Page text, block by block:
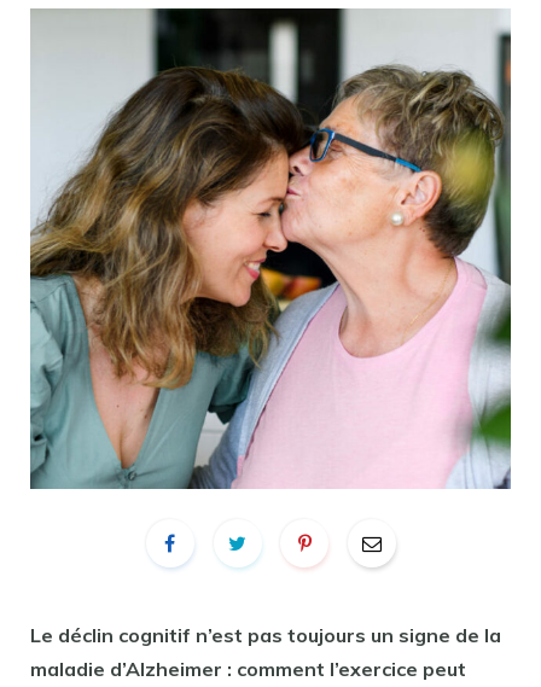
Le déclin cognitif n’est pas toujours un signe de la
maladie d’Alzheimer : comment l’exercice peut